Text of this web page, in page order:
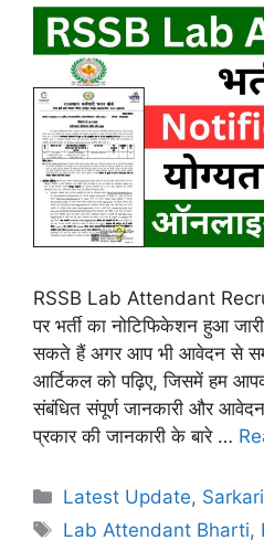
RSSB Lab Attendant
पर भर्ती का नोटिफिकेशन हुआ
सकते हैं अगर आप भी आवेदन से
आर्टिकल को पढ़िए, जिसमें हम
संबंधित संपूर्ण जानकारी और
प्रकार की जानकारी के बारे …
Categories
Latest Update,
Tags
Lab Attendant Bharti,